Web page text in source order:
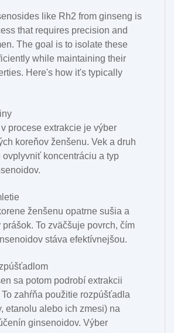
like Rh2 from ginseng is
that requires precision and
The goal is to isolate these
while maintaining their
Here's how it's typically
procese extrakcie je výber
koreňov ženšenu. Vek a druh
ovplyvniť koncentráciu a typ
ženšenu opatrne sušia a
To zväčšuje povrch, čím
stáva efektívnejšou.
sa potom podrobí extrakcii
zahŕňa použitie rozpúšťadla
etanolu alebo ich zmesi) na
ginsenoidov. Výber